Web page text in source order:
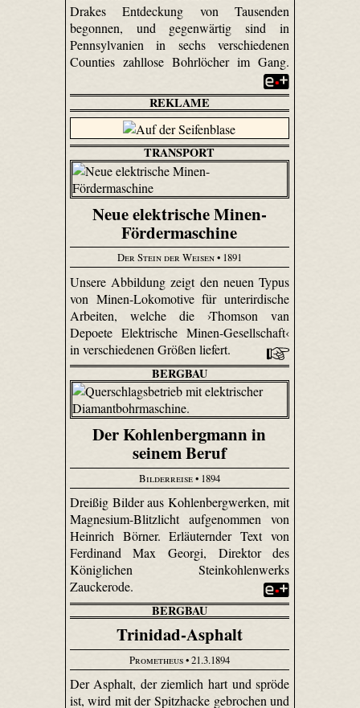
Drakes Entdeckung von Tausenden
begonnen, und gegenwärtig sind in
Pennsylvanien in sechs verschiedenen
Counties zahllose Bohrlöcher im Gang.
REKLAME
TRANSPORT
Neue elektrische Minen-
Fördermaschine
Der Stein der Weisen• 1891
Unsere Abbildung zeigt den neuen Typus
von Minen-Lokomotive für unterirdische
Arbeiten, welche die ›Thomson van
Depoete Elektrische Minen-Gesellschaft‹
in verschiedenen Größen liefert.
BERGBAU
Der Kohlenbergmann in
seinem Beruf
Bilderreise• 1894
Dreißig Bilder aus Kohlenbergwerken, mit
Magnesium-Blitzlicht aufgenommen von
Heinrich Börner. Erläuternder Text von
Ferdinand Max Georgi, Direktor des
Königlichen Steinkohlenwerks
Zauckerode.
BERGBAU
Trinidad-Asphalt
Prometheus• 21.3.1894
Der Asphalt, der ziemlich hart und spröde
ist, wird mit der Spitzhacke gebrochen und